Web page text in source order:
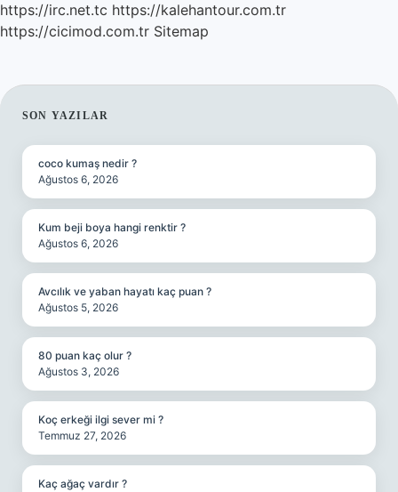
https://irc.net.tc https://kalehantour.com.tr
https://cicimod.com.tr Sitemap
SIDEBAR
SON YAZILAR
coco kumaş nedir ?
Ağustos 6, 2026
Kum beji boya hangi renktir ?
Ağustos 6, 2026
Avcılık ve yaban hayatı kaç puan ?
Ağustos 5, 2026
80 puan kaç olur ?
Ağustos 3, 2026
Koç erkeği ilgi sever mi ?
Temmuz 27, 2026
Kaç ağaç vardır ?